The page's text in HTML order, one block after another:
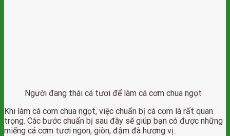
Người đang thái cá tươi để làm cá cơm chua ngọt
Khi làm cá cơm chua ngọt, việc chuẩn bị cá cơm là rất quan
trọng. Các bước chuẩn bị sau đây sẽ giúp bạn có được những
miếng cá cơm tươi ngon, giòn, đậm đà hương vị.